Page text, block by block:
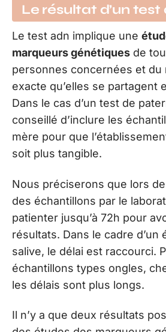
Le résultat d’un test
Le test adn implique une
marqueurs génétiques de
personnes concernées et du
exacte qu’elles se partagent
Dans le cas d’un test de
conseillé d’inclure les
mère pour que
soit plus tangible.
Nous préciserons que lors
des échantillons par le
patienter jusqu’à 72h pour
résultats. Dans le cadre d’un
salive, le délai est raccourci.
échantillons types ongles,
les délais sont plus longs.
Il n’y a que deux résultats